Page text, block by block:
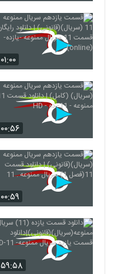
۰۱:۰۰
۰۰:۵۶
۰۰:۵۹
۵۹:۵۸